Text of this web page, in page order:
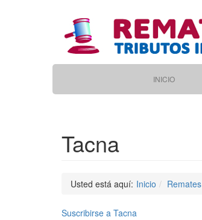
Main INICIO
Tacna
Usted está aquí: Inicio Remates
Suscribirse a Tacna